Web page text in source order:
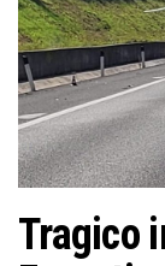
Tragico